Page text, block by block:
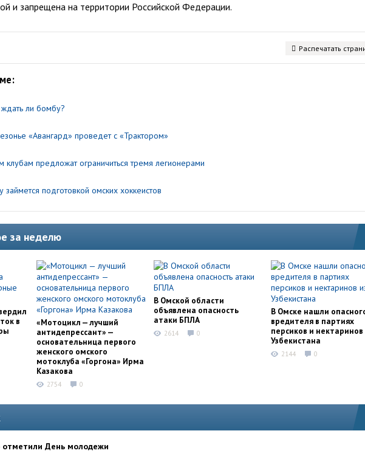
и запрещена на территории Российской Федерации.
Распечатать
ли бомбу?
«Авангард» проведет с «Трактором»
клубам предложат ограничиться тремя легионерами
займется подготовкой омских хоккеистов
за неделю
в
«Мотоцикл — лучший
антидепрессант» —
основательница первого
женского омского
мотоклуба «Горгона» Ирма
Казакова
2754 0
В Омской области
объявлена опасность
атаки БПЛА
2614 0
В Омске нашли
вредителя в партиях
персиков и нектаринов
Узбекистана
2144 0
День молодежи